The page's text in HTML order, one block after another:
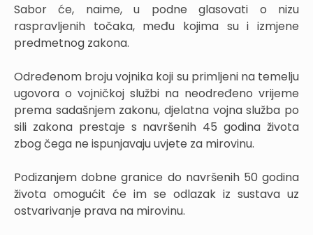
Sabor će, naime, u podne glasovati o nizu
raspravljenih točaka, među kojima su i izmjene
predmetnog zakona.
Određenom broju vojnika koji su primljeni na temelju
ugovora o vojničkoj službi na neodređeno vrijeme
prema sadašnjem zakonu, djelatna vojna služba po
sili zakona prestaje s navršenih 45 godina života
zbog čega ne ispunjavaju uvjete za mirovinu.
Podizanjem dobne granice do navršenih 50 godina
života omogućit će im se odlazak iz sustava uz
ostvarivanje prava na mirovinu.